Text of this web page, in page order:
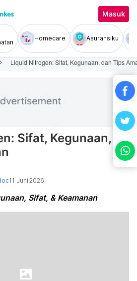
Masuk
Homecare Asuransiku
Liquid Nitrogen: Sifat, Kegunaan, dan Tips
Sifat, Kegunaan,
11 Juni 2026
Sifat, & Keamanan